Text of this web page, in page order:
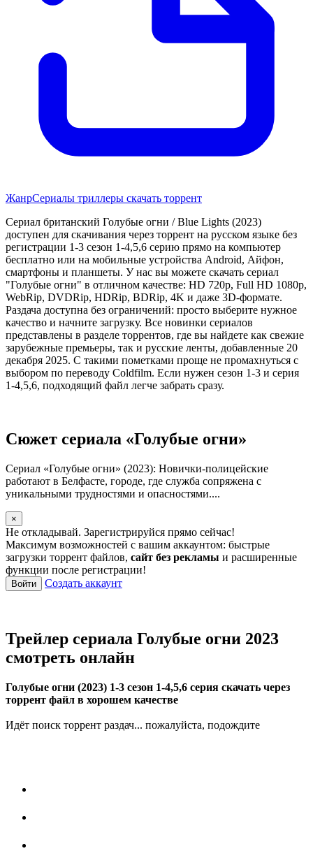
ЖанрСериалы триллеры скачать торрент
Сериал британский Голубые огни / Blue Lights (2023)
доступен для скачивания через торрент на русском языке без
регистрации 1-3 сезон 1-4,5,6 серию прямо на компьютер
бесплатно или на мобильные устройства Android, Айфон,
смартфоны и планшеты. У нас вы можете скачать сериал
"Голубые огни" в отличном качестве: HD 720p, Full HD 1080p,
WebRip, DVDRip, HDRip, BDRip, 4K и даже 3D-формате.
Раздача доступна без ограничений: просто выберите нужное
качество и начните загрузку. Все новинки сериалов
представлены в разделе торрентов, где вы найдете как свежие
зарубежные премьеры, так и русские ленты, добавленные 20
декабря 2025. С такими пометками проще не промахнуться с
выбором по переводу Coldfilm. Если нужен сезон 1-3 и серия
1-4,5,6, подходящий файл легче забрать сразу.
Сюжет сериала «Голубые огни»
Сериал «Голубые огни» (2023): Новички-полицейские
работают в Белфасте, городе, где служба сопряжена с
уникальными трудностями и опасностями....
×
Не откладывай. Зарегистрируйся прямо сейчас!
Максимум возможностей с вашим аккаунтом: быстрые
загрузки торрент файлов, сайт без рекламы и расширенные
функции после регистрации!
Войти Создать аккаунт
Трейлер сериала Голубые огни 2023
смотреть онлайн
Голубые огни (2023) 1-3 сезон 1-4,5,6 серия скачать через
торрент файл в хорошем качестве
Идёт поиск торрент раздач... пожалуйста, подождите